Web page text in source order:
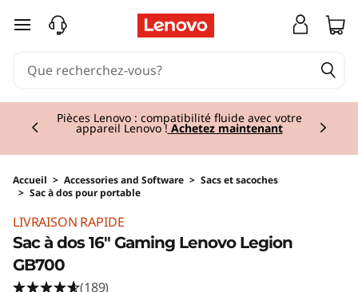
passer au contenu principal
Pièces Lenovo : compatibilité fluide avec votre
appareil Lenovo ! Achetez maintenant
Currently displaying item 2 of 3
Accueil > Accessories and Software > Sacs et sacoches
> Sac à dos pour portable
LIVRAISON RAPIDE
Sac à dos 16" Gaming Lenovo Legion
GB700
(189)